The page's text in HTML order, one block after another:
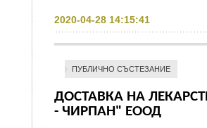
2020-04-28 14:15:41
ПУБЛИЧНО СЪСТЕЗАНИЕ
ДОСТАВКА НА
- ЧИРПАН" ЕООД